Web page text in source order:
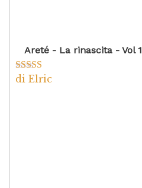
Areté - La rinascita - Vol 1
Valutato5
di Elric